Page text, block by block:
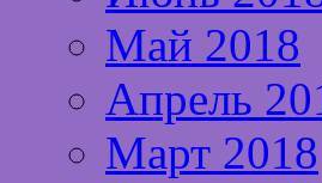
Май 2018
Апрель
Март 2018